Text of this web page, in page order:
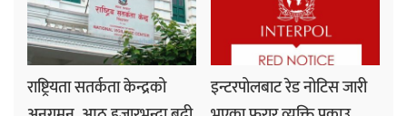
राष्ट्रियता सतर्कता केन्द्रको
इन्टरपोलबाट रेड नोटिस जारी